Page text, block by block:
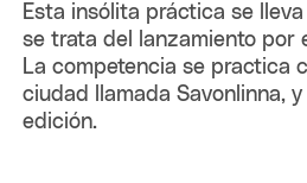
Esta insólita práctica se
se trata del lanzamiento por
La competencia se practica
ciudad llamada Savonlinna,
edición.